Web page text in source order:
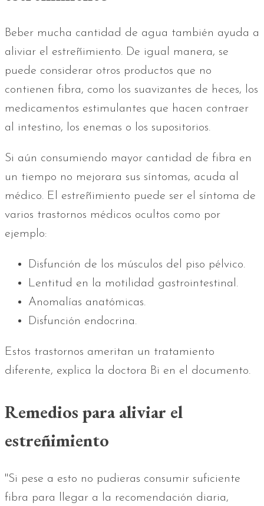
Beber mucha cantidad de agua también ayuda a
aliviar el estreñimiento. De igual manera, se
puede considerar otros productos que no
contienen fibra, como los suavizantes de heces, los
medicamentos estimulantes que hacen contraer
al intestino, los enemas o los supositorios.
Si aún consumiendo mayor cantidad de fibra en
un tiempo no mejorara sus síntomas, acuda al
médico. El estreñimiento puede ser el síntoma de
varios trastornos médicos ocultos como por
ejemplo:
Disfunción de los músculos del piso pélvico.
Lentitud en la motilidad gastrointestinal.
Anomalías anatómicas.
Disfunción endocrina.
Estos trastornos ameritan un tratamiento
diferente, explica la doctora Bi en el documento.
Remedios para aliviar el
estreñimiento
"Si pese a esto no pudieras consumir suficiente
fibra para llegar a la recomendación diaria,